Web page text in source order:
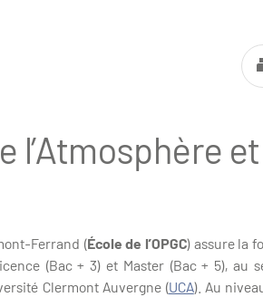
l’Atmosphère
Ferrand (École de l’OPGC) assure la
(Bac + 3) et Master (Bac + 5), au
Clermont Auvergne (UCA). Au